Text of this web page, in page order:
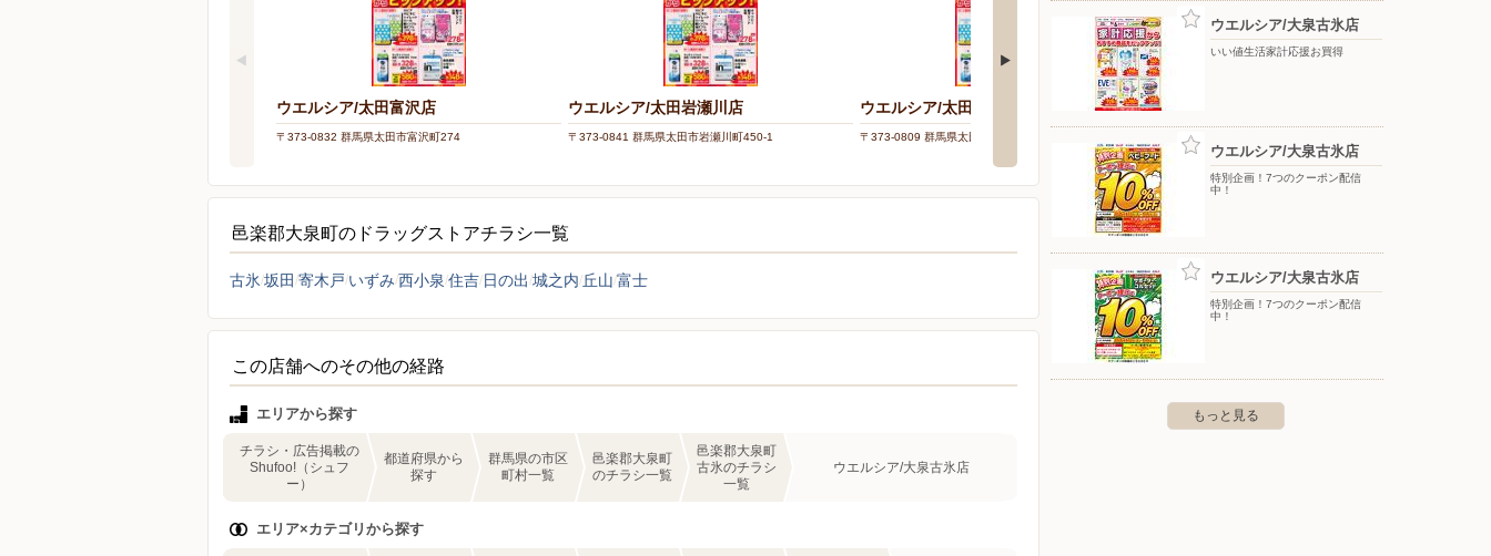
ウエルシア/太田富沢店
〒373-0832 群馬県太田市富沢町274
ウエルシア/太田岩瀬川店
〒373-0841 群馬県太田市岩瀬川町450-1
ウエルシア/太田石原店
〒373-0809 群馬県太田市茂木町918
ウエルシア/太田新道町店
〒373-0037 群馬県太田市新道町1254-1
邑楽郡大泉町のドラッグストアチラシ一覧
古氷 坂田 寄木戸 いずみ 西小泉 住吉 日の出 城之内 丘山 富士
この店舗へのその他の経路
エリアから探す
チラシ・広告掲載の
Shufoo!（シュフ
ー）
都道府県から
探す
群馬県の市区
町村一覧
邑楽郡大泉町
のチラシ一覧
邑楽郡大泉町
古氷のチラシ
一覧
ウエルシア/大泉古氷店
エリア×カテゴリから探す
ウエルシア/大泉古氷店
いい値生活家計応援お買得
ウエルシア/大泉古氷店
特別企画！7つのクーポン配信
中！
ウエルシア/大泉古氷店
特別企画！7つのクーポン配信
中！
もっと見る